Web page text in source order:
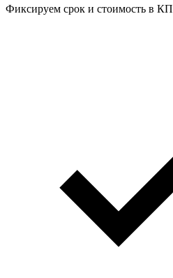
Фиксируем срок и стоимость в КП